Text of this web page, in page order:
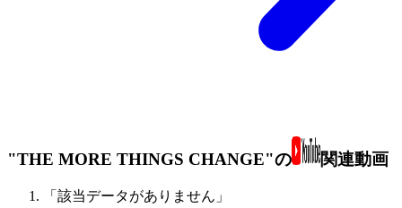
"THE MORE THINGS CHANGE"の 関連動画
「該当データがありません」